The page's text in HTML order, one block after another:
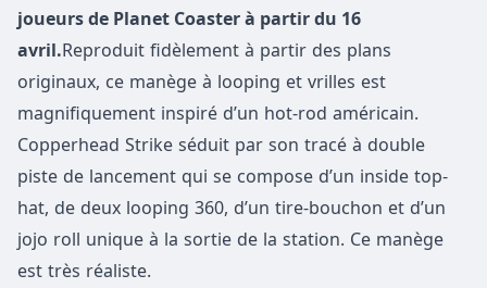
joueurs de Planet Coaster à partir du 16
avril.Reproduit fidèlement à partir des plans
originaux, ce manège à looping et vrilles est
magnifiquement inspiré d’un hot-rod américain.
Copperhead Strike séduit par son tracé à double
piste de lancement qui se compose d’un inside top-
hat, de deux looping 360, d’un tire-bouchon et d’un
jojo roll unique à la sortie de la station. Ce manège
est très réaliste.